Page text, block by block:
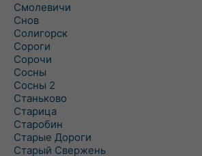
Смолевичи
Снов
Солигорск
Сороги
Сорочи
Сосны
Сосны 2
Станьково
Старица
Старобин
Старые Дороги
Старый Свержень